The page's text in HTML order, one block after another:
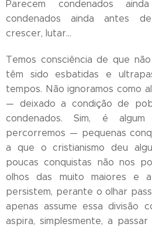
Parecem condenados
condenados ainda antes
crescer, lutar...
Temos consciência de que
têm sido esbatidas e
tempos. Não ignoramos como
— deixado a condição de
condenados. Sim, é
percorremos — pequenas
a que o cristianismo deu
poucas conquistas não nos
olhos das muito maiores e
persistem, perante o olhar
apenas assume essa divisão
aspira, simplesmente, a